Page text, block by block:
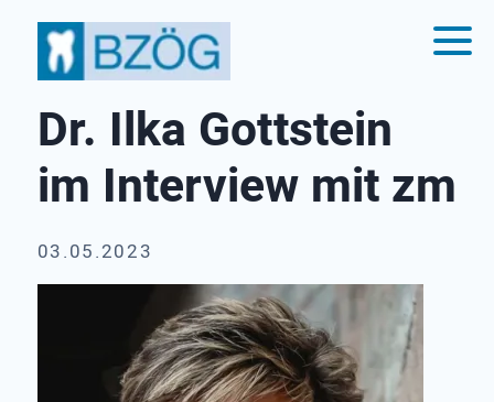
Dr. Ilka Gottstein
im Interview mit zm
03.05.2023